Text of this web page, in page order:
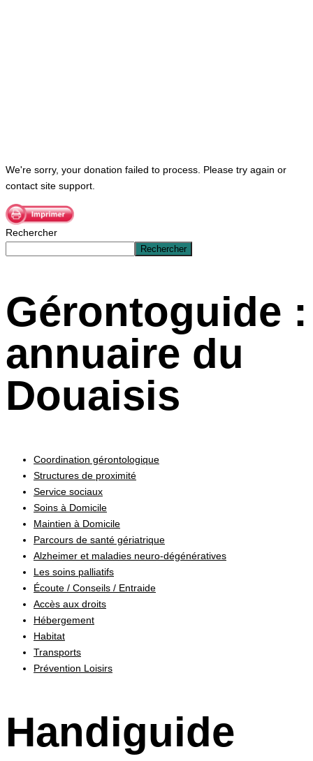
We're sorry, your donation failed to process. Please try again or
contact site support.
Rechercher
Rechercher
Gérontoguide :
annuaire du
Douaisis
Coordination gérontologique
Structures de proximité
Service sociaux
Soins à Domicile
Maintien à Domicile
Parcours de santé gériatrique
Alzheimer et maladies neuro-dégénératives
Les soins palliatifs
Écoute / Conseils / Entraide
Accès aux droits
Hébergement
Habitat
Transports
Prévention Loisirs
Handiguide